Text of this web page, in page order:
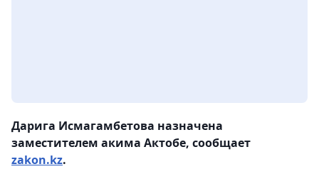
Дарига Исмагамбетова назначена
заместителем акима Актобе, сообщает
zakon.kz.